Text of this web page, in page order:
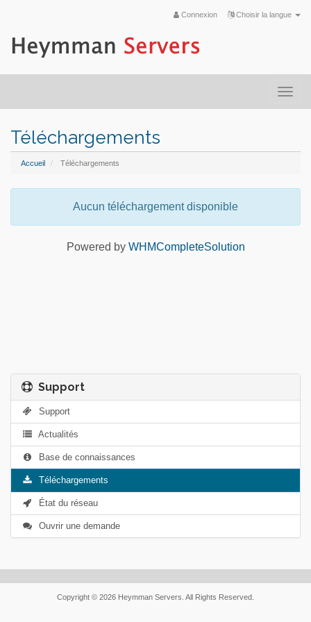
Choisir la langue
Connexion
Téléchargements
Accueil Téléchargements
Aucun téléchargement disponible
Powered by WHMCompleteSolution
Support
Support
Actualités
Base de connaissances
Téléchargements
État du réseau
Ouvrir une demande
Copyright © 2026 Heymman Servers. All Rights Reserved.